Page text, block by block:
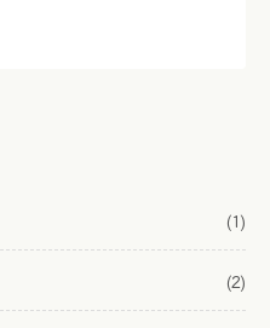
(1)
(2)